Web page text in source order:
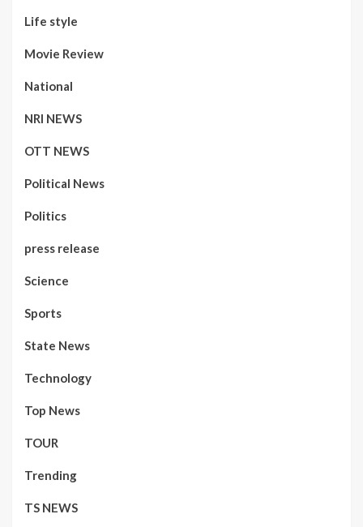
Life style
Movie Review
National
NRI NEWS
OTT NEWS
Political News
Politics
press release
Science
Sports
State News
Technology
Top News
TOUR
Trending
TS NEWS